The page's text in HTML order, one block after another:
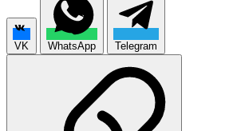
VK WhatsApp Telegram